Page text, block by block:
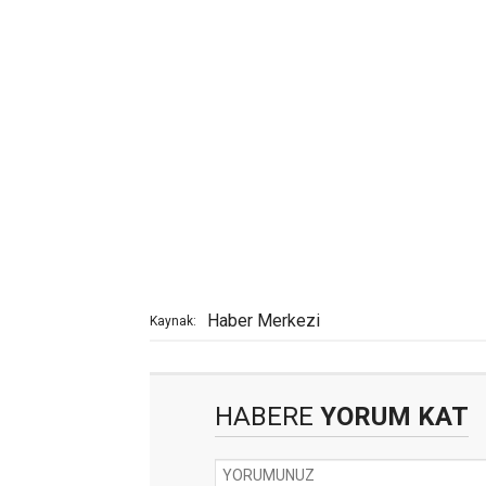
Kaynak: Haber Merkezi
HABERE YORUM KAT